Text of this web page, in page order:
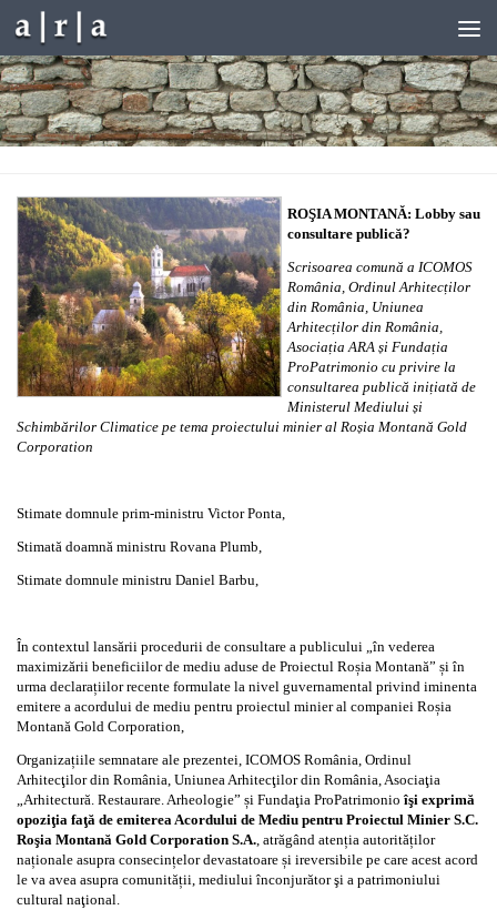
Skip to content
ROŞIA MONTANĂ: Lobby sau
consultare publică?
Scrisoarea comună a ICOMOS
România, Ordinul Arhitecților
din România, Uniunea
Arhitecților din România,
Asociația ARA și Fundația
ProPatrimonio cu privire la
consultarea publică inițiată de
Ministerul Mediului și
Schimbărilor Climatice pe tema proiectului minier al Roșia Montană Gold
Corporation
Stimate domnule prim-ministru Victor Ponta,
Stimată doamnă ministru Rovana Plumb,
Stimate domnule ministru Daniel Barbu,
În contextul lansării procedurii de consultare a publicului „în vederea
maximizării beneficiilor de mediu aduse de Proiectul Roșia Montană” și în
urma declarațiilor recente formulate la nivel guvernamental privind iminenta
emitere a acordului de mediu pentru proiectul minier al companiei Roșia
Montană Gold Corporation,
Organizațiile semnatare ale prezentei, ICOMOS România, Ordinul
Arhitecţilor din România, Uniunea Arhitecţilor din România, Asociaţia
„Arhitectură. Restaurare. Arheologie” și Fundaţia ProPatrimonio îşi exprimă
opoziţia faţă de emiterea Acordului de Mediu pentru Proiectul Minier S.C.
Roşia Montană Gold Corporation S.A., atrăgând atenția autorităților
naționale asupra consecințelor devastatoare și ireversibile pe care acest acord
le va avea asupra comunității, mediului înconjurător şi a patrimoniului
cultural naţional.